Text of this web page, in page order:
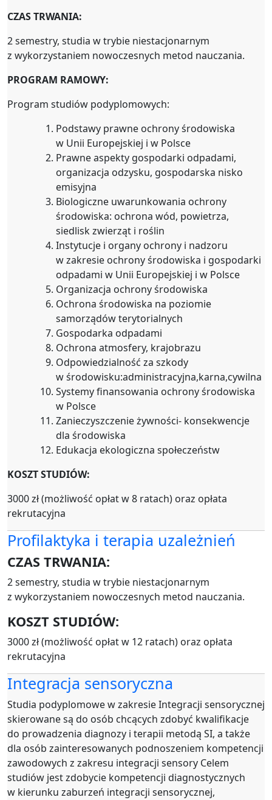
CZAS TRWANIA:
2 semestry, studia w trybie niestacjonarnym
z wykorzystaniem nowoczesnych metod nauczania.
PROGRAM RAMOWY:
Program studiów podyplomowych:
Podstawy prawne ochrony środowiska
w Unii Europejskiej i w Polsce
Prawne aspekty gospodarki odpadami,
organizacja odzysku, gospodarska nisko
emisyjna
Biologiczne uwarunkowania ochrony
środowiska: ochrona wód, powietrza,
siedlisk zwierząt i roślin
Instytucje i organy ochrony i nadzoru
w zakresie ochrony środowiska i gospodarki
odpadami w Unii Europejskiej i w Polsce
Organizacja ochrony środowiska
Ochrona środowiska na poziomie
samorządów terytorialnych
Gospodarka odpadami
Ochrona atmosfery, krajobrazu
Odpowiedzialność za szkody
w środowisku:administracyjna,karna,cywilna
Systemy finansowania ochrony środowiska
w Polsce
Zanieczyszczenie żywności- konsekwencje
dla środowiska
Edukacja ekologiczna społeczeństw
KOSZT STUDIÓW:
3000 zł (możliwość opłat w 8 ratach) oraz opłata
rekrutacyjna
Profilaktyka i terapia uzależnień
CZAS TRWANIA:
2 semestry, studia w trybie niestacjonarnym
z wykorzystaniem nowoczesnych metod nauczania.
KOSZT STUDIÓW:
3000 zł (możliwość opłat w 12 ratach) oraz opłata
rekrutacyjna
Integracja sensoryczna
Studia podyplomowe w zakresie Integracji sensorycznej
skierowane są do osób chcących zdobyć kwalifikacje
do prowadzenia diagnozy i terapii metodą SI, a także
dla osób zainteresowanych podnoszeniem kompetencji
zawodowych z zakresu integracji sensory Celem
studiów jest zdobycie kompetencji diagnostycznych
w kierunku zaburzeń integracji sensorycznej,